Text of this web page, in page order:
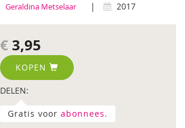
Geraldina Metselaar | 2017
€ 3,95
KOPEN
DELEN:
Gratis voor abonnees.